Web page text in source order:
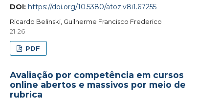
DOI: https://doi.org/10.5380/atoz.v8i1.67255
Ricardo Belinski, Guilherme Francisco Frederico
21-26
PDF
Avaliação por competência em cursos
online abertos e massivos por meio de
rubrica